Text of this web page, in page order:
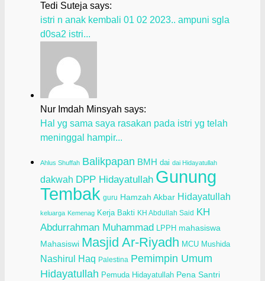
Tedi Suteja says:
istri n anak kembali 01 02 2023.. ampuni sgla
d0sa2 istri...
Nur Imdah Minsyah says:
Hal yg sama saya rasakan pada istri yg telah
meninggal hampir...
Ahlus Shuffah Balikpapan BMH dai dai Hidayatullah
dakwah DPP Hidayatullah Gunung
Tembak guru Hamzah Akbar Hidayatullah
keluarga Kemenag Kerja Bakti KH Abdullah Said KH
Abdurrahman Muhammad LPPH mahasiswa
Mahasiswi Masjid Ar-Riyadh MCU Mushida
Nashirul Haq Palestina Pemimpin Umum
Hidayatullah Pemuda Hidayatullah Pena Santri